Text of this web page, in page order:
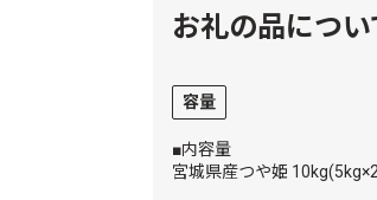
お礼の品につい
容量
■内容量
宮城県産つや姫